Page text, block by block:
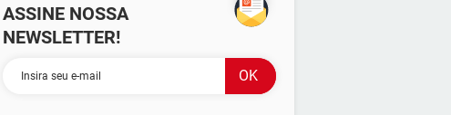
ASSINE NOSSA
NEWSLETTER!